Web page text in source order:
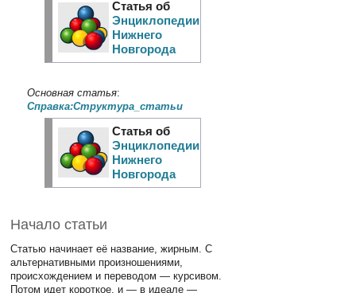
Статья об
Энциклопедии
Нижнего
Новгорода
Основная статья:
Справка:Структура_статьи
Статья об
Энциклопедии
Нижнего
Новгорода
Начало статьи
Статью начинает её название, жирным. С
альтернативными произношениями,
происхождением и переводом — курсивом.
Потом идет короткое, и — в идеале —